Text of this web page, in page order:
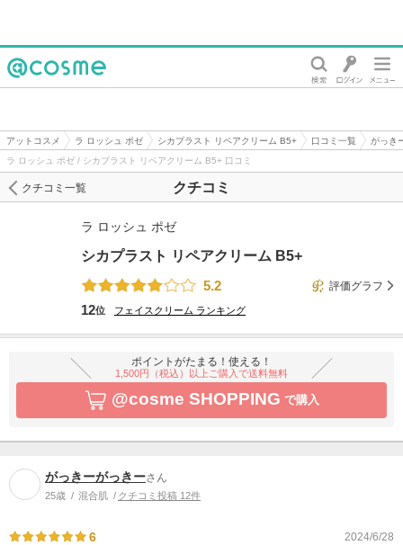
アットコスメ ラ ロッシュ ポゼ シカプラスト リペアクリーム B5+ 口コミ一覧
がっき
ラ ロッシュ ポゼ / シカプラスト リペアクリーム B5+ 口コミ
クチコミ
クチコミ一覧
ラ ロッシュ ポゼ
シカプラスト リペアクリーム B5+
5.2
評価グラフ
12位 フェイスクリーム ランキング
ポイントがたまる！使える！
1,500円（税込）以上ご購入で送料無料
@cosme SHOPPING で購入
がっきーがっきーさん
25歳 混合肌 クチコミ投稿 12件
6 2024/6/28